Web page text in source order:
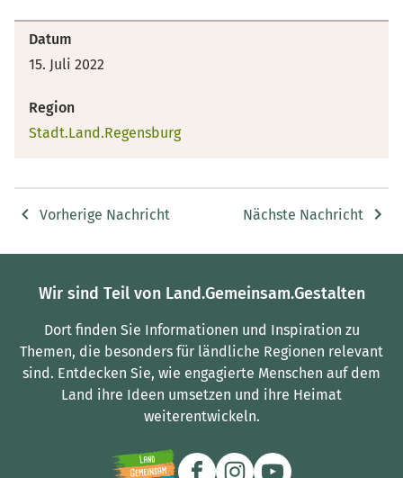
Datum
15. Juli 2022
Region
Stadt.Land.Regensburg
Vorherige Nachricht Nächste Nachricht
Wir sind Teil von Land.Gemeinsam.Gestalten
Dort finden Sie Informationen und Inspiration zu
Themen, die besonders für ländliche Regionen relevant
sind. Entdecken Sie, wie engagierte Menschen auf dem
Land ihre Ideen umsetzen und ihre Heimat
weiterentwickeln.